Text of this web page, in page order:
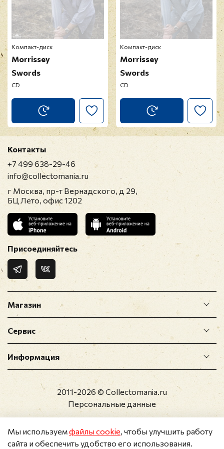
Компакт-диск
Morrissey
Swords
CD
Компакт-диск
Morrissey
Swords
CD
Магазин
Сервис
Информация
Контакты
+7 499 638-29-46
info@collectomania.ru
г Москва, пр-т Вернадского, д 29,
БЦ Лето, офис 1202
Присоединяйтесь
2011-2026 © Collectomania.ru
Персональные данные
Мы используемфайлы cookie, чтобы улучшить работу
сайта и обеспечить удобство его использования.